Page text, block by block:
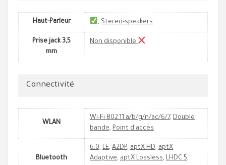
Haut-Parleur ,Stereo-speakers
Prise jack 3,5
mm
Non disponible
Connectivité
WLAN
Wi-Fi 802.11 a/b/g/n/ac/6/7, Double
bande, Point d'accès
Bluetooth
6.0, LE, A2DP, aptX HD, aptX
Adaptive, aptX Lossless, LHDC 5,